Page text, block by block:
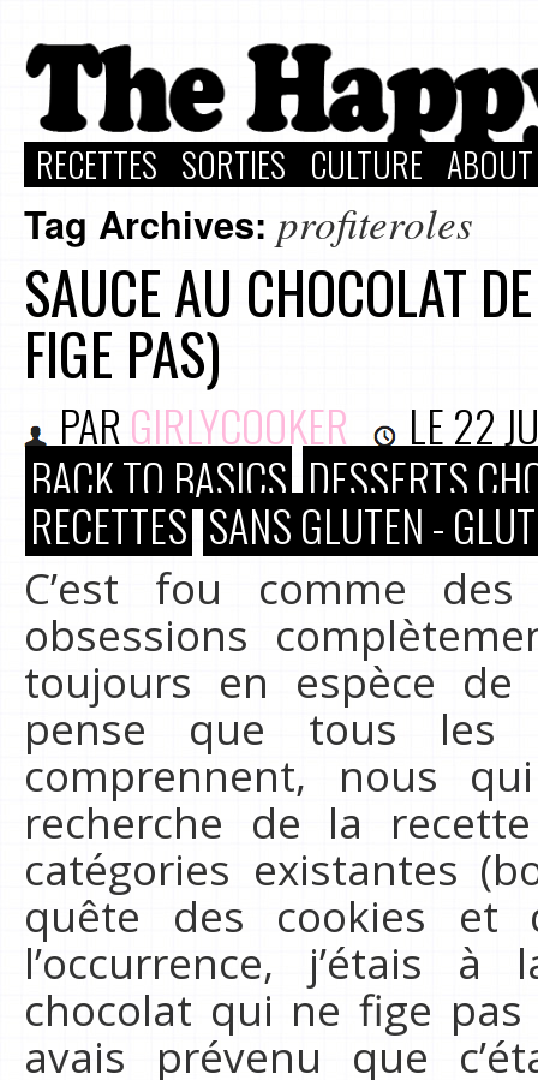
RECETTES SORTIES CULTURE
Tag Archives: profiteroles
SAUCE AU CHOCOLAT
FIGE PAS)
PAR GIRLYCOOKER LE22
BACK TO BASICS DESSERTS
RECETTES SANS GLUTEN -
C’est fou comme
obsessions
toujours en espèce
pense que tous les
comprennent, nous
recherche de la
catégories existantes
quête des cookies et
l’occurrence, j’étais à
chocolat qui ne fige
avais prévenu que